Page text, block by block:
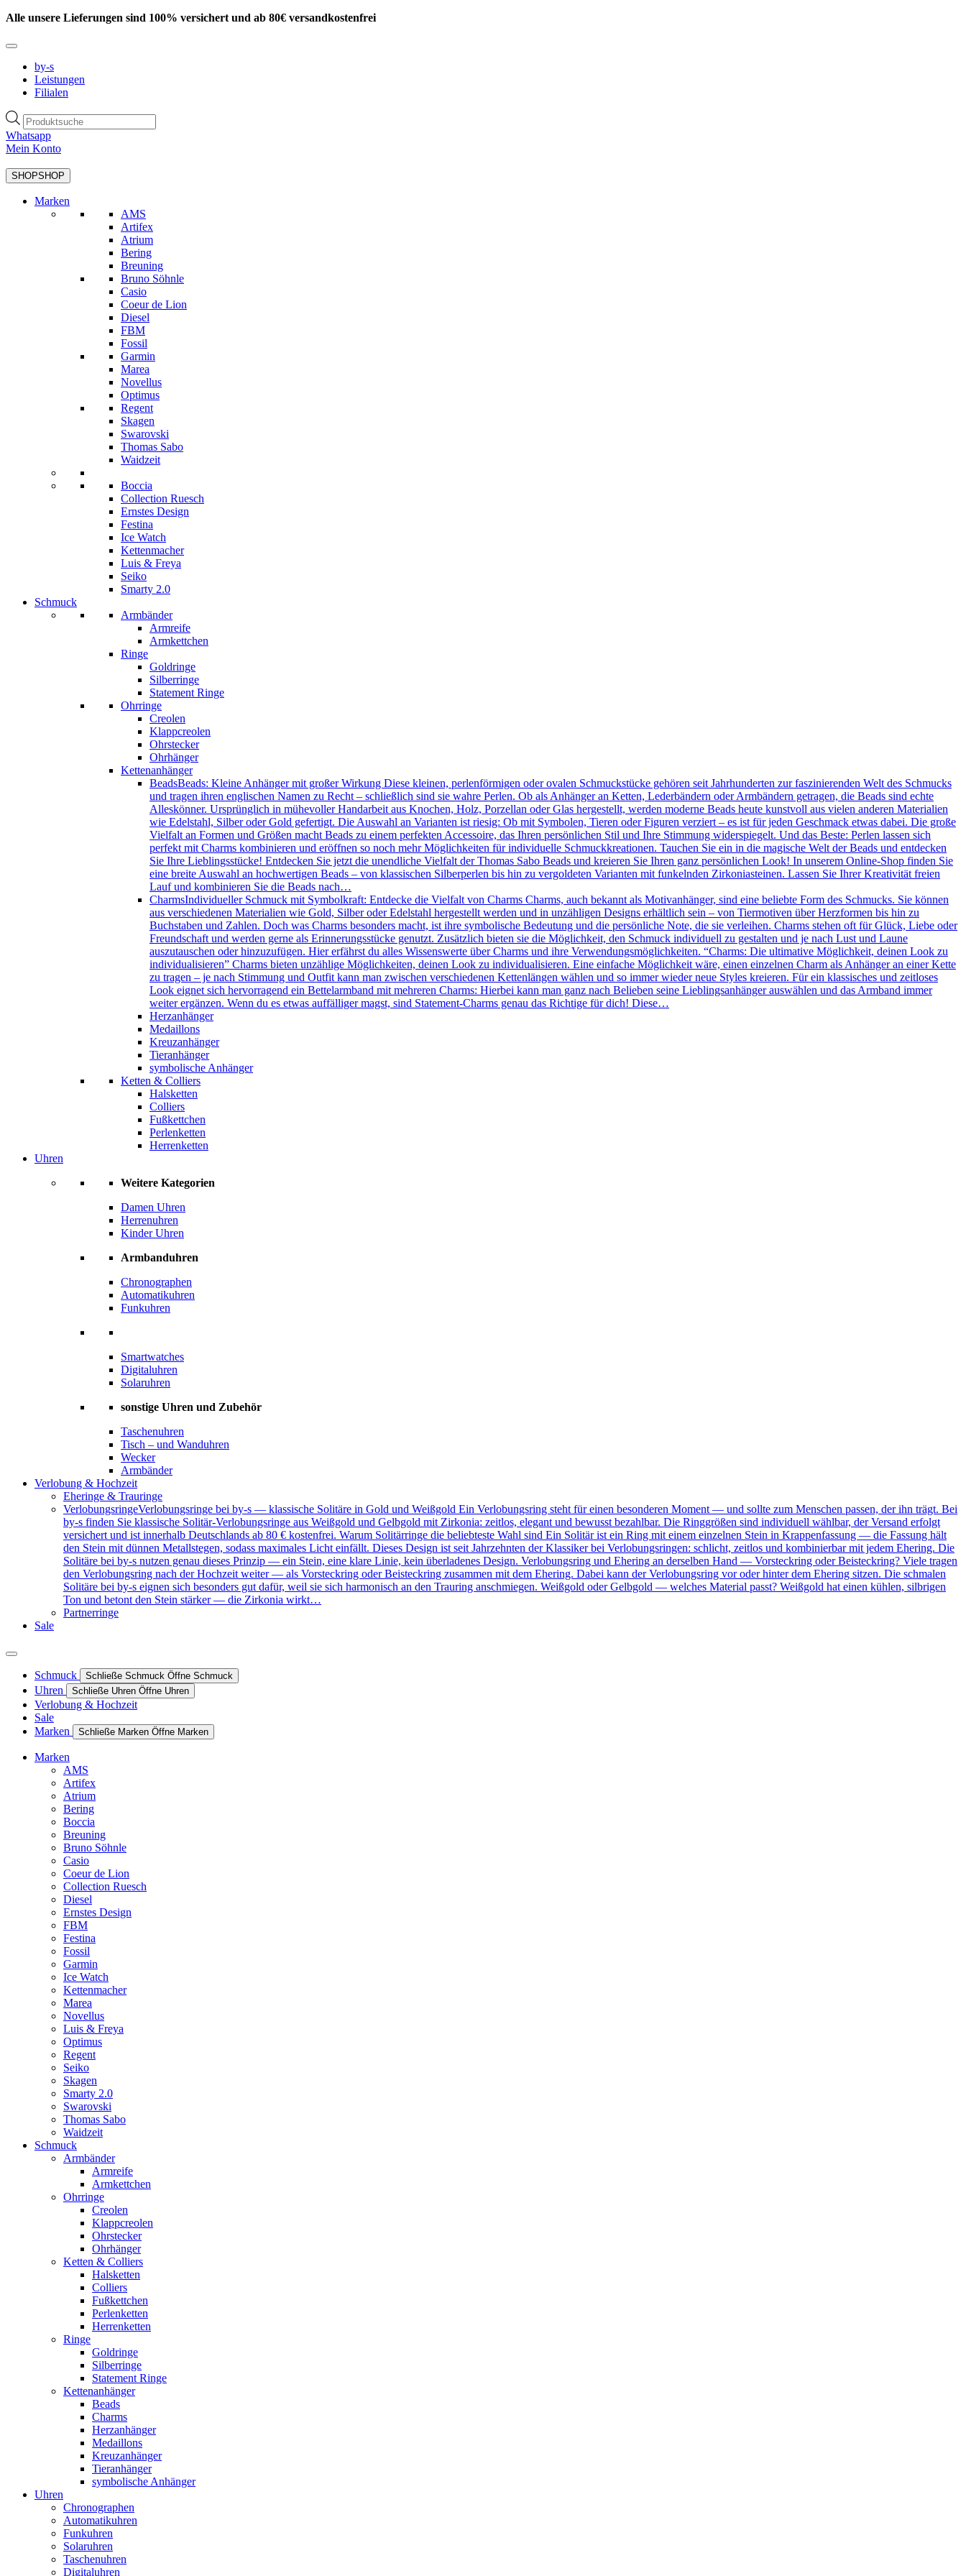
Zum
springen
Alle unsere Lieferungen sind 100% versichert und ab 80€ versandkostenfrei
by-s
Leistungen
Filialen
Products
search
Whatsapp
Mein Konto
SHOPSHOP
Marken
AMS
Artifex
Atrium
Bering
Breuning
Bruno Söhnle
Casio
Coeur de Lion
Diesel
FBM
Fossil
Garmin
Marea
Novellus
Optimus
Regent
Skagen
Swarovski
Thomas Sabo
Waidzeit
Boccia
Collection Ruesch
Ernstes Design
Festina
Ice Watch
Kettenmacher
Luis & Freya
Seiko
Smarty 2.0
Schmuck
Armbänder
Armreife
Armkettchen
Ringe
Goldringe
Silberringe
Statement Ringe
Ohrringe
Creolen
Klappcreolen
Ohrstecker
Ohrhänger
Kettenanhänger
BeadsBeads: Kleine Anhänger mit großer Wirkung Diese kleinen, perlenförmigen oder ovalen Schmuckstücke gehören seit Jahrhunderten zur faszinierenden Welt des Schmucks
und tragen ihren englischen Namen zu Recht – schließlich sind sie wahre Perlen. Ob als Anhänger an Ketten, Lederbändern oder Armbändern getragen, die Beads sind echte
Alleskönner. Ursprünglich in mühevoller Handarbeit aus Knochen, Holz, Porzellan oder Glas hergestellt, werden moderne Beads heute kunstvoll aus vielen anderen Materialien
wie Edelstahl, Silber oder Gold gefertigt. Die Auswahl an Varianten ist riesig: Ob mit Symbolen, Tieren oder Figuren verziert – es ist für jeden Geschmack etwas dabei. Die große
Vielfalt an Formen und Größen macht Beads zu einem perfekten Accessoire, das Ihren persönlichen Stil und Ihre Stimmung widerspiegelt. Und das Beste: Perlen lassen sich
perfekt mit Charms kombinieren und eröffnen so noch mehr Möglichkeiten für individuelle Schmuckkreationen. Tauchen Sie ein in die magische Welt der Beads und entdecken
Sie Ihre Lieblingsstücke! Entdecken Sie jetzt die unendliche Vielfalt der Thomas Sabo Beads und kreieren Sie Ihren ganz persönlichen Look! In unserem Online-Shop finden Sie
eine breite Auswahl an hochwertigen Beads – von klassischen Silberperlen bis hin zu vergoldeten Varianten mit funkelnden Zirkoniasteinen. Lassen Sie Ihrer Kreativität freien
Lauf und kombinieren Sie die Beads nach…
CharmsIndividueller Schmuck mit Symbolkraft: Entdecke die Vielfalt von Charms Charms, auch bekannt als Motivanhänger, sind eine beliebte Form des Schmucks. Sie können
aus verschiedenen Materialien wie Gold, Silber oder Edelstahl hergestellt werden und in unzähligen Designs erhältlich sein – von Tiermotiven über Herzformen bis hin zu
Buchstaben und Zahlen. Doch was Charms besonders macht, ist ihre symbolische Bedeutung und die persönliche Note, die sie verleihen. Charms stehen oft für Glück, Liebe oder
Freundschaft und werden gerne als Erinnerungsstücke genutzt. Zusätzlich bieten sie die Möglichkeit, den Schmuck individuell zu gestalten und je nach Lust und Laune
auszutauschen oder hinzuzufügen. Hier erfährst du alles Wissenswerte über Charms und ihre Verwendungsmöglichkeiten. “Charms: Die ultimative Möglichkeit, deinen Look zu
individualisieren” Charms bieten unzählige Möglichkeiten, deinen Look zu individualisieren. Eine einfache Möglichkeit wäre, einen einzelnen Charm als Anhänger an einer Kette
zu tragen – je nach Stimmung und Outfit kann man zwischen verschiedenen Kettenlängen wählen und so immer wieder neue Styles kreieren. Für ein klassisches und zeitloses
Look eignet sich hervorragend ein Bettelarmband mit mehreren Charms: Hierbei kann man ganz nach Belieben seine Lieblingsanhänger auswählen und das Armband immer
weiter ergänzen. Wenn du es etwas auffälliger magst, sind Statement-Charms genau das Richtige für dich! Diese…
Herzanhänger
Medaillons
Kreuzanhänger
Tieranhänger
symbolische Anhänger
Ketten & Colliers
Halsketten
Colliers
Fußkettchen
Perlenketten
Herrenketten
Uhren
Weitere Kategorien
Damen Uhren
Herrenuhren
Kinder Uhren
Armbanduhren
Chronographen
Automatikuhren
Funkuhren
Smartwatches
Digitaluhren
Solaruhren
sonstige Uhren und Zubehör
Taschenuhren
Tisch – und Wanduhren
Wecker
Armbänder
Verlobung & Hochzeit
Eheringe & Trauringe
VerlobungsringeVerlobungsringe bei by-s — klassische Solitäre in Gold und Weißgold Ein Verlobungsring steht für einen besonderen Moment — und sollte zum Menschen passen, der ihn trägt. Bei
by-s finden Sie klassische Solitär-Verlobungsringe aus Weißgold und Gelbgold mit Zirkonia: zeitlos, elegant und bewusst bezahlbar. Die Ringgrößen sind individuell wählbar, der Versand erfolgt
versichert und ist innerhalb Deutschlands ab 80 € kostenfrei. Warum Solitärringe die beliebteste Wahl sind Ein Solitär ist ein Ring mit einem einzelnen Stein in Krappenfassung — die Fassung hält
den Stein mit dünnen Metallstegen, sodass maximales Licht einfällt. Dieses Design ist seit Jahrzehnten der Klassiker bei Verlobungsringen: schlicht, zeitlos und kombinierbar mit jedem Ehering. Die
Solitäre bei by-s nutzen genau dieses Prinzip — ein Stein, eine klare Linie, kein überladenes Design. Verlobungsring und Ehering an derselben Hand — Vorsteckring oder Beisteckring? Viele tragen
den Verlobungsring nach der Hochzeit weiter — als Vorsteckring oder Beisteckring zusammen mit dem Ehering. Dabei kann der Verlobungsring vor oder hinter dem Ehering sitzen. Die schmalen
Solitäre bei by-s eignen sich besonders gut dafür, weil sie sich harmonisch an den Trauring anschmiegen. Weißgold oder Gelbgold — welches Material passt? Weißgold hat einen kühlen, silbrigen
Ton und betont den Stein stärker — die Zirkonia wirkt…
Partnerringe
Sale
Schmuck Schließe Schmuck Öffne Schmuck
Uhren Schließe Uhren Öffne Uhren
Verlobung & Hochzeit
Sale
Marken
Schließe Marken Öffne Marken
Marken
AMS
Artifex
Atrium
Bering
Boccia
Breuning
Bruno Söhnle
Casio
Coeur de Lion
Collection Ruesch
Diesel
Ernstes Design
FBM
Festina
Fossil
Garmin
Ice Watch
Kettenmacher
Marea
Novellus
Luis & Freya
Optimus
Regent
Seiko
Skagen
Smarty 2.0
Swarovski
Thomas Sabo
Waidzeit
Schmuck
Armbänder
Armreife
Armkettchen
Ohrringe
Creolen
Klappcreolen
Ohrstecker
Ohrhänger
Ketten & Colliers
Halsketten
Colliers
Fußkettchen
Perlenketten
Herrenketten
Ringe
Goldringe
Silberringe
Statement Ringe
Kettenanhänger
Beads
Charms
Herzanhänger
Medaillons
Kreuzanhänger
Tieranhänger
symbolische Anhänger
Uhren
Chronographen
Automatikuhren
Funkuhren
Solaruhren
Taschenuhren
Digitaluhren